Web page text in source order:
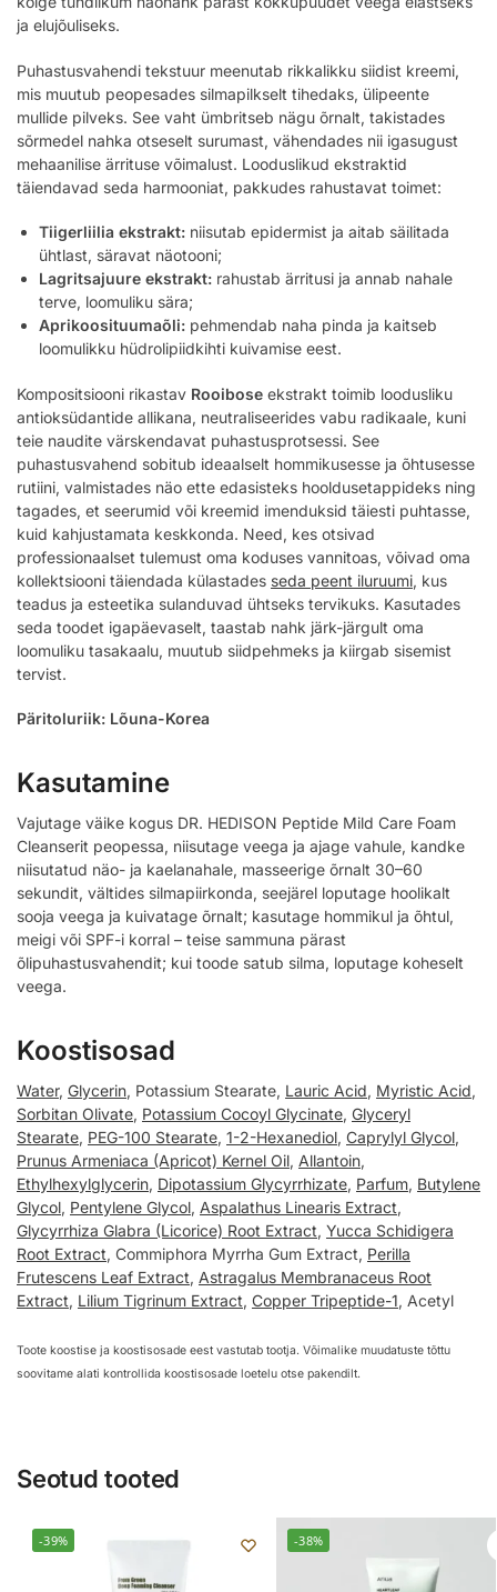
ja elujõuliseks.
Puhastusvahendi tekstuur meenutab rikkalikku siidist kreemi,
mis muutub peopesades silmapilkselt tihedaks, ülipeente
mullide pilveks. See vaht ümbritseb nägu õrnalt, takistades
sõrmedel nahka otseselt surumast, vähendades nii igasugust
mehaanilise ärrituse võimalust. Looduslikud ekstraktid
täiendavad seda harmooniat, pakkudes rahustavat toimet:
Tiigerliilia ekstrakt: niisutab epidermist ja aitab säilitada
ühtlast, säravat näotooni;
Lagritsajuure ekstrakt: rahustab ärritusi ja annab nahale
terve, loomuliku sära;
Aprikoosituumaõli: pehmendab naha pinda ja kaitseb
loomulikku hüdrolipiidkihti kuivamise eest.
Kompositsiooni rikastav Rooibose ekstrakt toimib loodusliku
antioksüdantide allikana, neutraliseerides vabu radikaale, kuni
teie naudite värskendavat puhastusprotsessi. See
puhastusvahend sobitub ideaalselt hommikusesse ja õhtusesse
rutiini, valmistades näo ette edasisteks hooldusetappideks ning
tagades, et seerumid või kreemid imenduksid täiesti puhtasse,
kuid kahjustamata keskkonda. Need, kes otsivad
professionaalset tulemust oma koduses vannitoas, võivad oma
kollektsiooni täiendada külastades seda peent iluruumi, kus
teadus ja esteetika sulanduvad ühtseks tervikuks. Kasutades
seda toodet igapäevaselt, taastab nahk järk-järgult oma
loomuliku tasakaalu, muutub siidpehmeks ja kiirgab sisemist
tervist.
Päritoluriik: Lõuna-Korea
Kasutamine
Vajutage väike kogus DR. HEDISON Peptide Mild Care Foam
Cleanserit peopessa, niisutage veega ja ajage vahule, kandke
niisutatud näo- ja kaelanahale, masseerige õrnalt 30–60
sekundit, vältides silmapiirkonda, seejärel loputage hoolikalt
sooja veega ja kuivatage õrnalt; kasutage hommikul ja õhtul,
meigi või SPF-i korral – teise sammuna pärast
õlipuhastusvahendit; kui toode satub silma, loputage koheselt
veega.
Koostisosad
Water, Glycerin, Potassium Stearate, Lauric Acid, Myristic Acid,
Sorbitan Olivate, Potassium Cocoyl Glycinate, Glyceryl
Stearate, PEG-100 Stearate, 1-2-Hexanediol, Caprylyl Glycol,
Prunus Armeniaca (Apricot) Kernel Oil, Allantoin,
Ethylhexylglycerin, Dipotassium Glycyrrhizate, Parfum, Butylene
Glycol, Pentylene Glycol, Aspalathus Linearis Extract,
Glycyrrhiza Glabra (Licorice) Root Extract, Yucca Schidigera
Root Extract, Commiphora Myrrha Gum Extract, Perilla
Frutescens Leaf Extract, Astragalus Membranaceus Root
Extract, Lilium Tigrinum Extract, Copper Tripeptide-1, Acetyl
Toote koostise ja koostisosade eest vastutab tootja. Võimalike muudatuste tõttu
soovitame alati kontrollida koostisosade loetelu otse pakendilt.
Seotud tooted
-39% -38%